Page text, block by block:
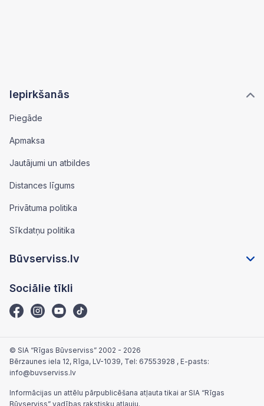
Iepirkšanās
Piegāde
Apmaksa
Jautājumi un atbildes
Distances līgums
Privātuma politika
Sīkdatņu politika
Būvserviss.lv
Sociālie tīkli
© SIA “Rīgas Būvserviss” 2002 - 2026
Bērzaunes iela 12, Rīga, LV-1039, Tel: 67553928 , E-pasts:
info@buvserviss.lv
Informācijas un attēlu pārpublicēšana atļauta tikai ar SIA “Rīgas
Būvserviss” vadības rakstisku atļauju.